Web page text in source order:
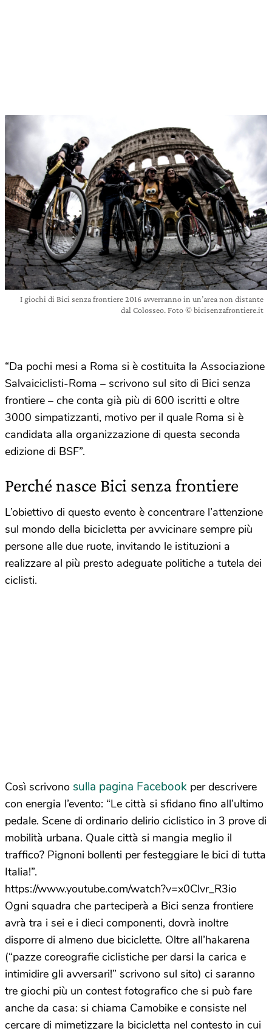
I giochi di Bici senza frontiere 2016 avverranno in un’area non distante
dal Colosseo. Foto © bicisenzafrontiere.it
“Da pochi mesi a Roma si è costituita la Associazione
Salvaiciclisti-Roma – scrivono sul sito di Bici senza
frontiere – che conta già più di 600 iscritti e oltre
3000 simpatizzanti, motivo per il quale Roma si è
candidata alla organizzazione di questa seconda
edizione di BSF”.
Perché nasce Bici senza frontiere
L’obiettivo di questo evento è concentrare l’attenzione
sul mondo della bicicletta per avvicinare sempre più
persone alle due ruote, invitando le istituzioni a
realizzare al più presto adeguate politiche a tutela dei
ciclisti.
Così scrivono sulla pagina Facebook per descrivere
con energia l’evento: “Le città si sfidano fino all’ultimo
pedale. Scene di ordinario delirio ciclistico in 3 prove di
mobilità urbana. Quale città si mangia meglio il
traffico? Pignoni bollenti per festeggiare le bici di tutta
Italia!”.
https://www.youtube.com/watch?v=x0Clvr_R3io
Ogni squadra che parteciperà a Bici senza frontiere
avrà tra i sei e i dieci componenti, dovrà inoltre
disporre di almeno due biciclette. Oltre all’hakarena
(“pazze coreografie ciclistiche per darsi la carica e
intimidire gli avversari!” scrivono sul sito) ci saranno
tre giochi più un contest fotografico che si può fare
anche da casa: si chiama Camobike e consiste nel
cercare di mimetizzare la bicicletta nel contesto in cui